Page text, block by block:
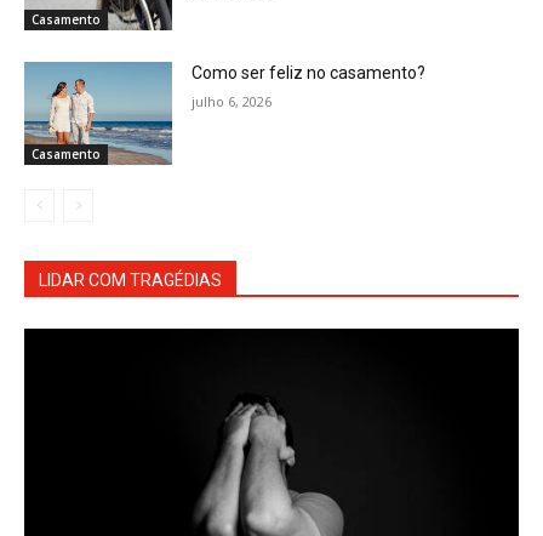
Casamento
Casamento
Como ser feliz no casamento?
julho 6, 2026
LIDAR COM TRAGÉDIAS